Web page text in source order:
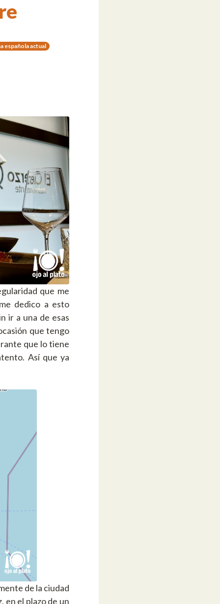
española actual
que me
dedico a esto
ir a una de esas
que tengo
que lo tiene
Así que ya
de la ciudad
en el plazo de un